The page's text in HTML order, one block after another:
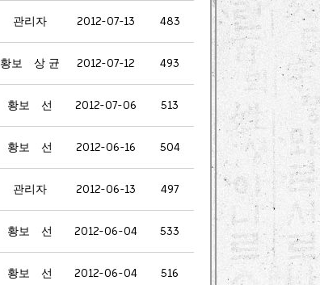
관리자 2012-07-13 483
황보 상 균 2012-07-12 493
황보 선 2012-07-06 513
황보 선 2012-06-16 504
관리자 2012-06-13 497
황보 선 2012-06-04 533
황보 선 2012-06-04 516